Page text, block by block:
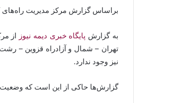
براساس گزارش مرکز مدیریت
به گزارش پایگاه خبری دیمه نیوز از
تهران – شمال و آزادراه قزوین –
نیز وجود ندارد.
گزارش‌ها حاکی از این است که وضعیت